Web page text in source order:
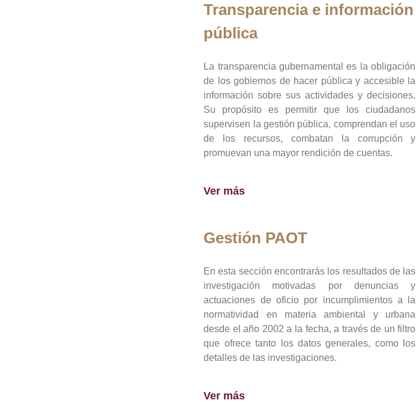
Transparencia e información
pública
La transparencia gubernamental es la obligación
de los gobiernos de hacer pública y accesible la
información sobre sus actividades y decisiones.
Su propósito es permitir que los ciudadanos
supervisen la gestión pública, comprendan el uso
de los recursos, combatan la corrupción y
promuevan una mayor rendición de cuentas.
Ver más
Gestión PAOT
En esta sección encontrarás los resultados de las
investigación motivadas por denuncias y
actuaciones de oficio por incumplimientos a la
normatividad en materia ambiental y urbana
desde el año 2002 a la fecha, a través de un filtro
que ofrece tanto los datos generales, como los
detalles de las investigaciones.
Ver más